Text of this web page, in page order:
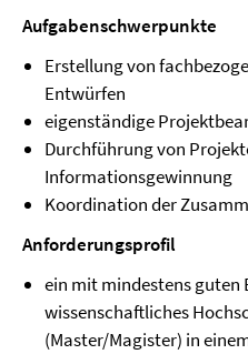
Aufgabenschwerpunkte
Erstellung von
Entwürfen
eigenständige
Durchführung von
Informationsgewinnung
Koordination der
Anforderungsprofil
ein mit mindestens guten
wissenschaftliches
(Master/Magister) in